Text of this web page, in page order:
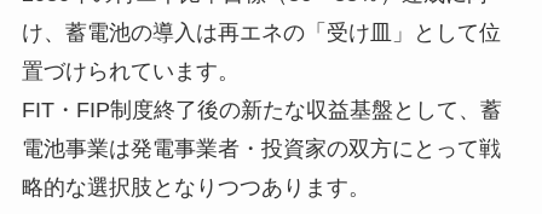
け、蓄電池の導入は再エネの「受け皿」として位
置づけられています。
FIT・FIP制度終了後の新たな収益基盤として、蓄
電池事業は発電事業者・投資家の双方にとって戦
略的な選択肢となりつつあります。